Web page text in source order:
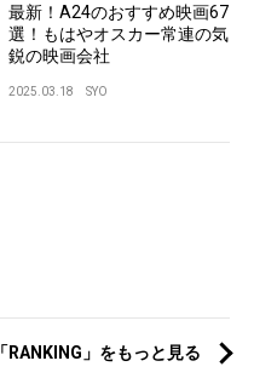
最新！A24のおすすめ映画67
選！もはやオスカー常連の気
鋭の映画会社
2025.03.18 SYO
「RANKING」をもっと見る